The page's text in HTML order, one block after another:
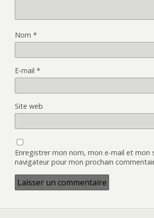
Nom *
E-mail *
Site web
Enregistrer mon nom, mon e-mail et mon
navigateur pour mon prochain